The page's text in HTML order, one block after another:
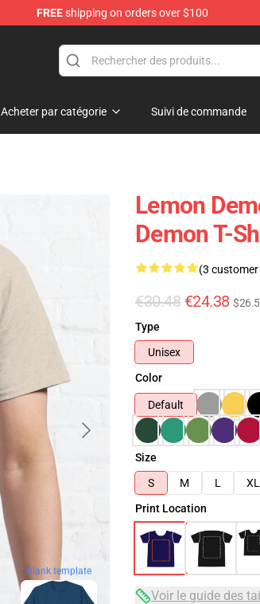
FREEshipping on orders over $100
Acheter par catégorie Suivi de commande
blank template
Lemon
Demon T-
(3
€30.48 €24.38
Type
Unisex
Color
Default
Size
S
M L XL
Print Location
Voir le guide des